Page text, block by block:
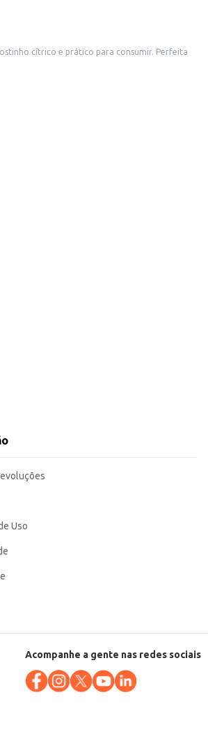
cítrico e prático para consumir. Perfeita
Uso
Acompanhe a gente nas redes sociais